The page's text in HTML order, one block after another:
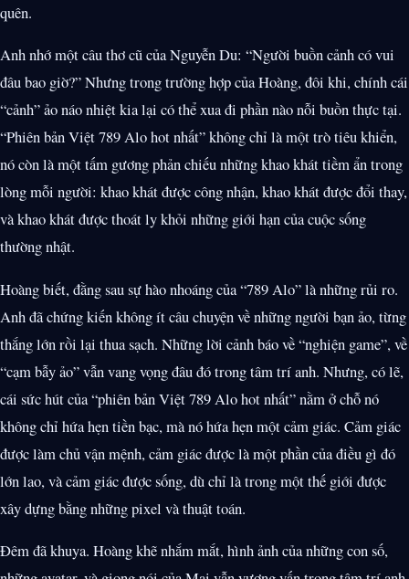
quên.
Anh nhớ một câu thơ cũ của Nguyễn Du: “Người buồn cảnh có vui
đâu bao giờ?” Nhưng trong trường hợp của Hoàng, đôi khi, chính cái
“cảnh” ảo náo nhiệt kia lại có thể xua đi phần nào nỗi buồn thực tại.
“Phiên bản Việt 789 Alo hot nhất” không chỉ là một trò tiêu khiển,
nó còn là một tấm gương phản chiếu những khao khát tiềm ẩn trong
lòng mỗi người: khao khát được công nhận, khao khát được đổi thay,
và khao khát được thoát ly khỏi những giới hạn của cuộc sống
thường nhật.
Hoàng biết, đằng sau sự hào nhoáng của “789 Alo” là những rủi ro.
Anh đã chứng kiến không ít câu chuyện về những người bạn ảo, từng
thắng lớn rồi lại thua sạch. Những lời cảnh báo về “nghiện game”, về
“cạm bẫy ảo” vẫn vang vọng đâu đó trong tâm trí anh. Nhưng, có lẽ,
cái sức hút của “phiên bản Việt 789 Alo hot nhất” nằm ở chỗ nó
không chỉ hứa hẹn tiền bạc, mà nó hứa hẹn một cảm giác. Cảm giác
được làm chủ vận mệnh, cảm giác được là một phần của điều gì đó
lớn lao, và cảm giác được sống, dù chỉ là trong một thế giới được
xây dựng bằng những pixel và thuật toán.
Đêm đã khuya. Hoàng khẽ nhắm mắt, hình ảnh của những con số,